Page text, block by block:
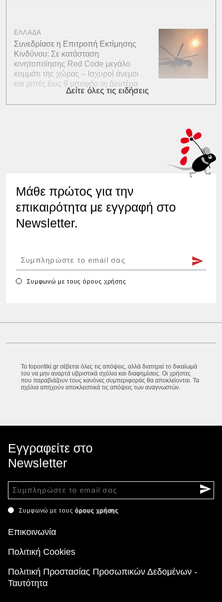
ΕΛΛΑΔΑ
Συνεδρίασε η Επιτροπή Εκτίμησης
Κινδύνου: Σε κατάσταση
κινητοποίησης Red Code μεγάλο
κομμάτι της χώρας – Ισχυροί άνεμοι
και ριπές έως 9 μποφόρ τη Δευτέρα
Δείτε όλες τις ειδήσεις
Μάθε πρώτος για την
επικαιρότητα με εγγραφή στο
Newsletter.
Συμφωνώ με τουςόρους χρήσης
Το topontiki.gr σέβεται όλες τις απόψεις, αλλά διατηρεί το δικαίωμά
του να μην αναρτά υβριστικά σχόλια και διαφημίσεις. Οι χρήστες
που παραβιάζουν τους κανόνες συμπεριφοράς θα αποκλείονται. Τα
σχόλια απηχούν αποκλειστικά τις απόψεις των αναγνωστών.
Εγγραφείτε στο
Newsletter
Συμφωνώ με τουςόρους χρήσης
Επικοινωνία
Πολιτική Cookies
Πολιτική Προστασίας Προσωπικών Δεδομένων -
Ταυτότητα